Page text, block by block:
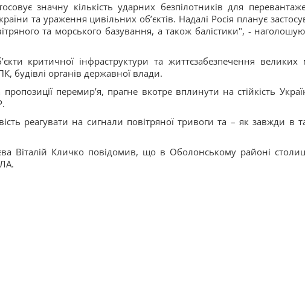
значну кількість ударних безпілотників для
та ураження цивільних обʼєктів. Надалі Росія планує
та морського базування, а також балістики", -
критичної інфраструктури та життєзабезпечення великих
будівлі органів державної влади.
перемирʼя, прагне вкотре вплинути на стійкість
реагувати на сигнали повітряної тривоги та – як завжди в
Віталій Кличко повідомив, що в Оболонському районі